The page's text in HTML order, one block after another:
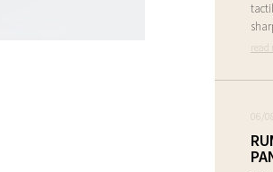
read
06/